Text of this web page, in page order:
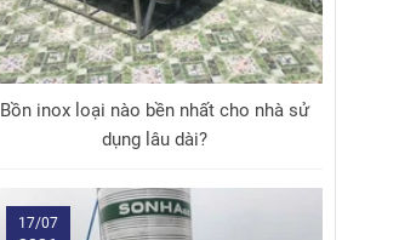
Bồn inox loại nào bền nhất cho nhà sử
dụng lâu dài?
17/07